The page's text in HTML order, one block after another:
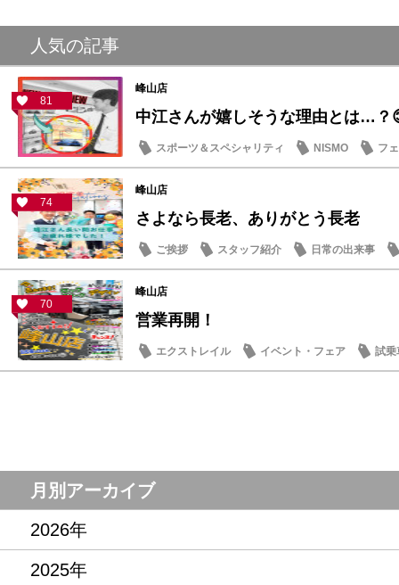
人気の記事
81
峰山店
中江さんが嬉しそうな理由とは…？
スポーツ＆スペシャリティ NISMO
フ
スタッフ紹介
74
峰山店
さよなら長老、ありがとう長老
ご挨拶 スタッフ紹介 日常の出来事
70
峰山店
営業再開！
エクストレイル イベント・フェア
試乗
記念品・プレゼント
営業日・店休日
月別アーカイブ
2026年
2025年